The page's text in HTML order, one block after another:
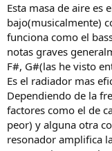
Esta masa de aire es
bajo(musicalmente)
funciona como el
notas graves
F#, G#(las he visto
Es el radiador mas
Dependiendo de la
factores como el de
peor) y alguna otra
resonador amplifica